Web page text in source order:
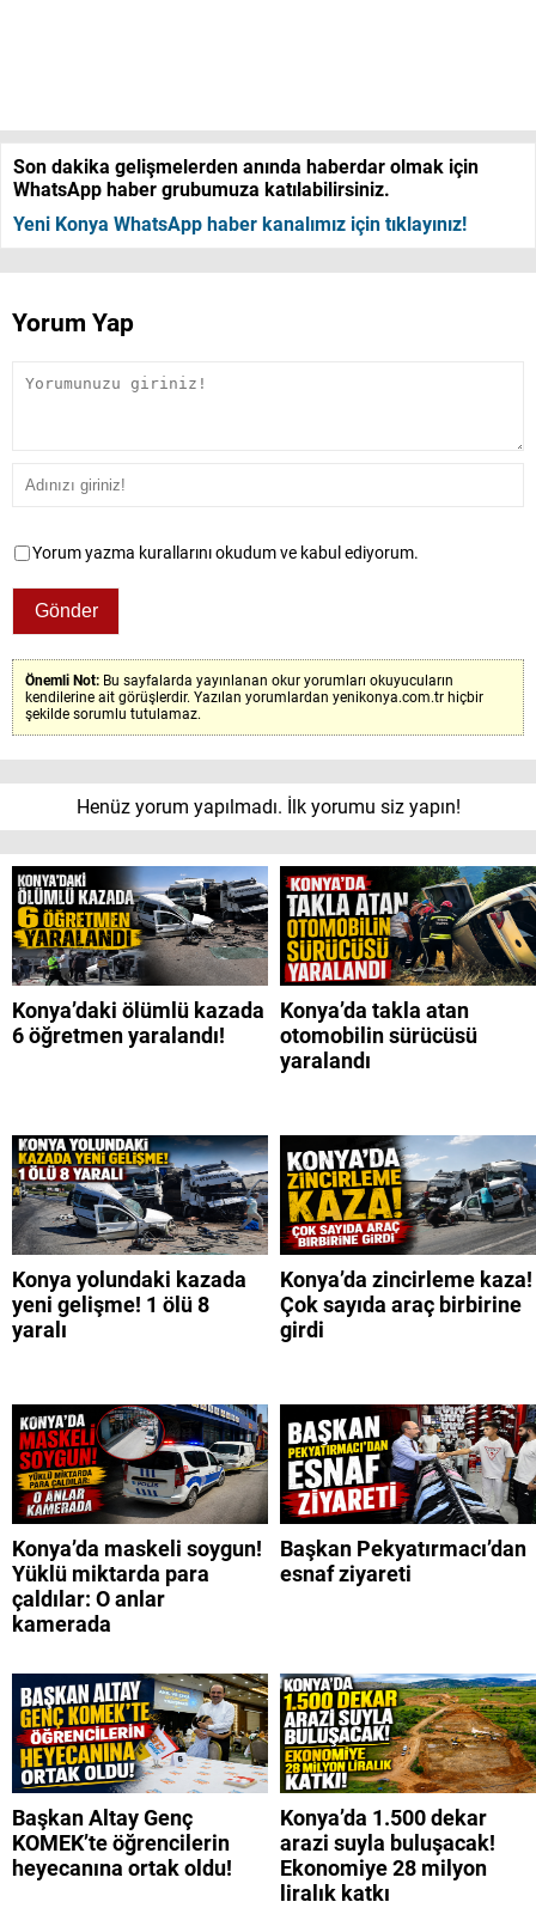
Son dakika gelişmelerden anında haberdar olmak için
WhatsApp haber grubumuza katılabilirsiniz.
Yeni Konya WhatsApp haber kanalımız için tıklayınız!
Yorum Yap
Yorum yazma kurallarını okudum ve kabul ediyorum.
Önemli Not: Bu sayfalarda yayınlanan okur yorumları okuyucuların
kendilerine ait görüşlerdir. Yazılan yorumlardan yenikonya.com.tr hiçbir
şekilde sorumlu tutulamaz.
Henüz yorum yapılmadı. İlk yorumu siz yapın!
Konya’daki ölümlü kazada
6 öğretmen yaralandı!
Konya’da takla atan
otomobilin sürücüsü
yaralandı
Konya yolundaki kazada
yeni gelişme! 1 ölü 8
yaralı
Konya’da zincirleme kaza!
Çok sayıda araç birbirine
girdi
Konya’da maskeli soygun!
Yüklü miktarda para
çaldılar: O anlar
kamerada
Başkan Pekyatırmacı’dan
esnaf ziyareti
Başkan Altay Genç
KOMEK’te öğrencilerin
heyecanına ortak oldu!
Konya’da 1.500 dekar
arazi suyla buluşacak!
Ekonomiye 28 milyon
liralık katkı